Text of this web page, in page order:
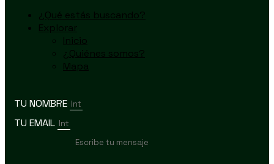
¿Qué estás buscando?
Explorar
Inicio
¿Quiénes somos?
Mapa
TU NOMBRE
TU EMAIL